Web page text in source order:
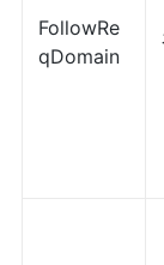
FollowRe
qDomain